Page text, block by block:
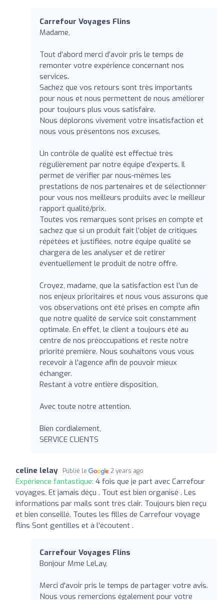
Carrefour Voyages Flins
Madame,
Tout d’abord merci d’avoir pris le temps de
remonter votre expérience concernant nos
services.
Sachez que vos retours sont très importants
pour nous et nous permettent de nous améliorer
pour toujours plus vous satisfaire.
Nous déplorons vivement votre insatisfaction et
nous vous présentons nos excuses.
Un contrôle de qualité est effectué très
régulièrement par notre équipe d’experts. Il
permet de vérifier par nous-mêmes les
prestations de nos partenaires et de sélectionner
pour vous nos meilleurs produits avec le meilleur
rapport qualité/prix.
Toutes vos remarques sont prises en compte et
sachez que si un produit fait l’objet de critiques
répétées et justifiées, notre équipe qualité se
chargera de les analyser et de retirer
éventuellement le produit de notre offre.
Croyez, madame, que la satisfaction est l'un de
nos enjeux prioritaires et nous vous assurons que
vos observations ont été prises en compte afin
que notre qualité de service soit constamment
optimale. En effet, le client a toujours été au
centre de nos préoccupations et reste notre
priorité première. Nous souhaitons vous vous
recevoir à l'agence afin de pouvoir mieux
échanger.
Restant à votre entière disposition,
Avec toute notre attention.
Bien cordialement,
SERVICE CLIENTS
celine lelay Publié le 2 years ago
Expérience fantastique: 4 fois que je part avec Carrefour
voyages. Et jamais déçu . Tout est bien organisé . Les
informations par mails sont très clair. Toujours bien reçu
et bien conseillé. Toutes les filles de Carrefour voyage
flins Sont gentilles et à l'écoutent .
Carrefour Voyages Flins
Bonjour Mme LeLay,
Merci d'avoir pris le temps de partager votre avis.
Nous vous remercions également pour votre